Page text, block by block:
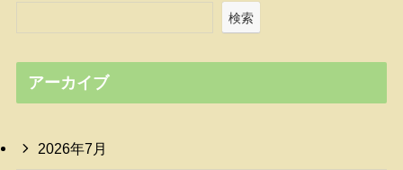
検索
アーカイブ
2026年7月